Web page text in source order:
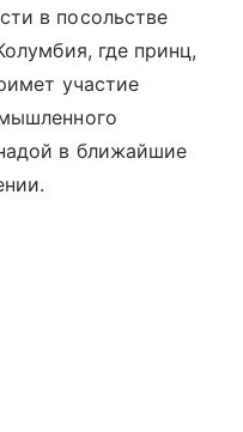
в посольстве
где принц,
участие
в ближайшие